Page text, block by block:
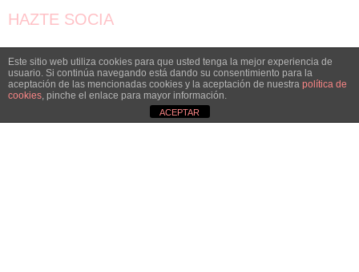
HAZTE SOCIA
¡Únete!
Aún queda por conseguir.
¡Juntas llegaremos más lejos!
Este sitio web utiliza cookies para que usted tenga la mejor experiencia de
usuario. Si continúa navegando está dando su consentimiento para la
aceptación de las mencionadas cookies y la aceptación de nuestra política de
cookies, pinche el enlace para mayor información.
ACEPTAR